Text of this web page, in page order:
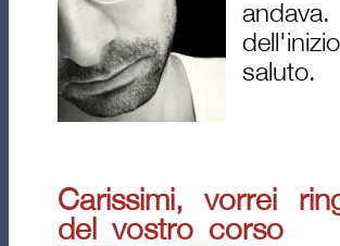
saluto.
Carissimi, vorrei
del vostro corso